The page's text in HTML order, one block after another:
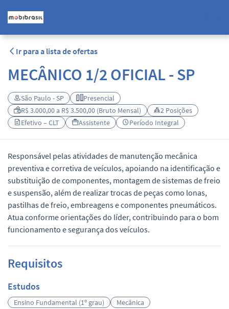
Ir para a lista de ofertas
MECÂNICO 1/2 OFICIAL - SP
São Paulo - SP
Presencial
R$ 3.000,00 a R$ 3.500,00 (Bruto Mensal)
2 Posições
Efetivo – CLT
Assistente Período Integral
Responsável pelas atividades de manutenção mecânica
preventiva e corretiva de veículos, apoiando na identificação e
substituição de componentes, montagem de sistemas de freio
e suspensão, além de realizar trocas de peças como lonas,
pastilhas de freio, embreagens e componentes pneumáticos.
Atua conforme orientações do líder, contribuindo para o bom
funcionamento e segurança dos veículos.
Requisitos
Estudos
Ensino Fundamental (1º grau) Mecânica